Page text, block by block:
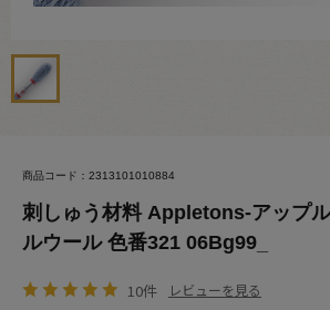
商品コード：2313101010884
刺しゅう材料 Appletons-アップ
ルウール 色番321 06Bg99_
10件 レビューを見る